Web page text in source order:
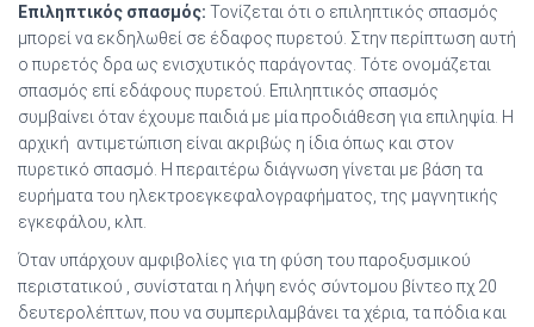
Eπιληπτικός σπασμός: Τονίζεται ότι ο επιληπτικός σπασμός
μπορεί να εκδηλωθεί σε έδαφος πυρετού. Στην περίπτωση αυτή
ο πυρετός δρα ως ενισχυτικός παράγοντας. Τότε ονομάζεται
σπασμός επί εδάφους πυρετού. Επιληπτικός σπασμός
συμβαίνει όταν έχουμε παιδιά με μία προδιάθεση για επιληψία. Η
αρχική αντιμετώπιση είναι ακριβώς η ίδια όπως και στον
πυρετικό σπασμό. Η περαιτέρω διάγνωση γίνεται με βάση τα
ευρήματα του ηλεκτροεγκεφαλογραφήματος, της μαγνητικής
εγκεφάλου, κλπ.
Όταν υπάρχουν αμφιβολίες για τη φύση του παροξυσμικού
περιστατικού , συνίσταται η λήψη ενός σύντομου βίντεο πχ 20
δευτερολέπτων, που να συμπεριλαμβάνει τα χέρια, τα πόδια και